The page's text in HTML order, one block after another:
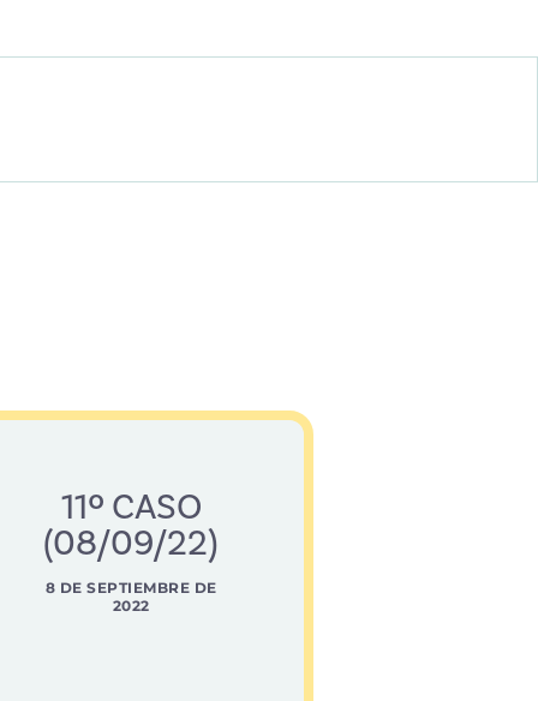
11º CASO
(08/09/22)
8 DE SEPTIEMBRE DE
2022